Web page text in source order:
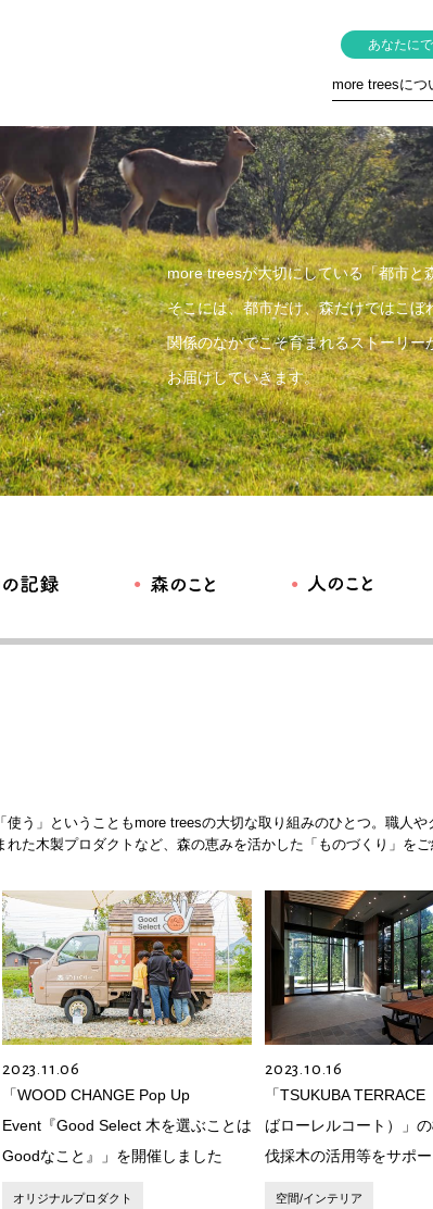
more treesにつ
あなたに
more treesが大切にしている「都市と
そこには、都市だけ、森だけではこ
関係のなかでこそ育まれるストーリ
お届けしていきます。
う」ということもmore treesの大切な取り組みのひとつ。職人や
た木製プロダクトなど、森の恵みを活かした「ものづくり」をご
2023.11.06
「WOOD CHANGE Pop Up
Event『Good Select 木を選ぶことは
Goodなこと』」を開催しました
オリジナルプロダクト
2023.10.16
「TSUKUBA TERRACE
ばローレルコート）」
伐採木の活用等をサポ
空間/インテリア